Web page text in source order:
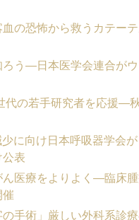
の恐怖から救うカテー
ろう―日本医学会連合が
代の若手研究者を応援―
に向け日本呼吸器学会
公表
ん医療をよりよく―臨床
催
の手術」厳しい外科系診